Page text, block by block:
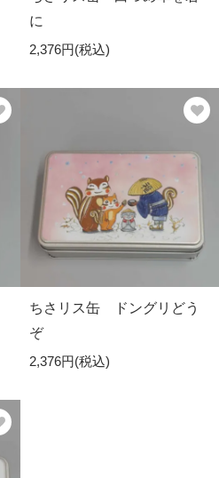
に
2,376円(税込)
ちさリス缶 ドングリどう
ぞ
2,376円(税込)